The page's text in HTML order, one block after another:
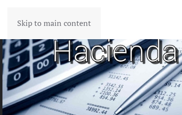
Skip to main content